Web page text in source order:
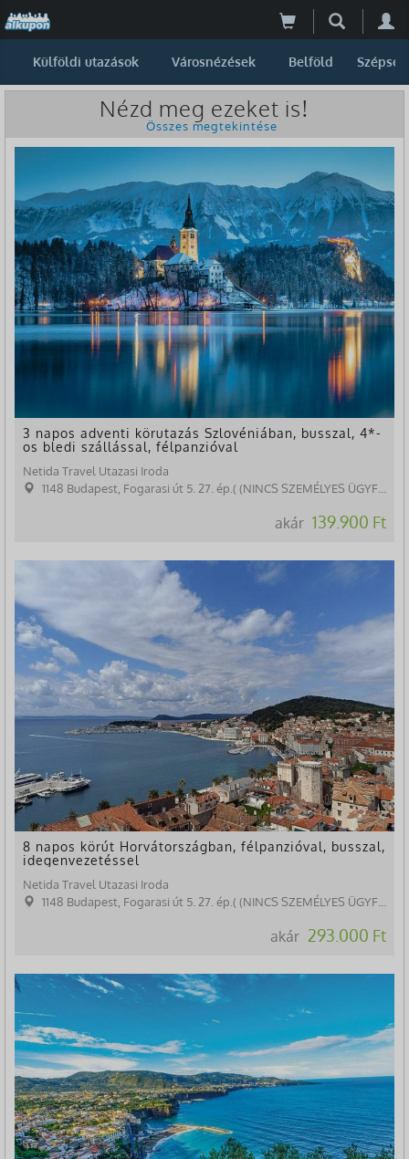
Külföldi utazások Városnézések Belföld Szépség
Nézd meg ezeket is!
Összes megtekintése
3 napos adventi körutazás Szlovéniában, busszal, 4*-
os bledi szállással, félpanzióval
Netida Travel Utazasi Iroda
1148 Budapest, Fogarasi út 5. 27. ép.( (NINCS SZEMÉLYES ÜGYFÉLFOGADÁS)
akár 139.900 Ft
8 napos körút Horvátországban, félpanzióval, busszal,
idegenvezetéssel
Netida Travel Utazasi Iroda
1148 Budapest, Fogarasi út 5. 27. ép.( (NINCS SZEMÉLYES ÜGYFÉLFOGADÁS)
akár 293.000 Ft